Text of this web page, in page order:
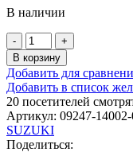
В наличии
Количество
товара
Болт
сливной,
Suzuki
оригинал,
0924714002000
В корзину
Добавить для
Добавить в список
20 посетителей
Артикул: 09247-
SUZUKI
Поделиться: